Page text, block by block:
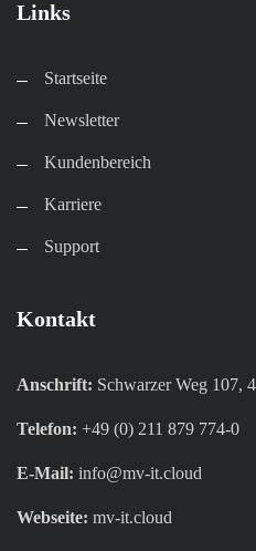
Links
Startseite
Newsletter
Kundenbereich​
Karriere​
Support
Kontakt
Anschrift: Schwarzer Weg 107,
Telefon: +49 (0) 211 879 774-0
E-Mail: info@mv-it.cloud
Webseite: mv-it.cloud